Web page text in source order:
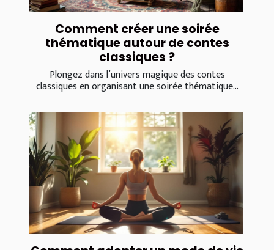
Comment créer une soirée
thématique autour de contes
classiques ?
Plongez dans l’univers magique des contes
classiques en organisant une soirée thématique...